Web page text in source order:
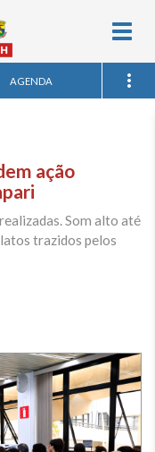
AGENDA
ação
Som alto até
trazidos pelos